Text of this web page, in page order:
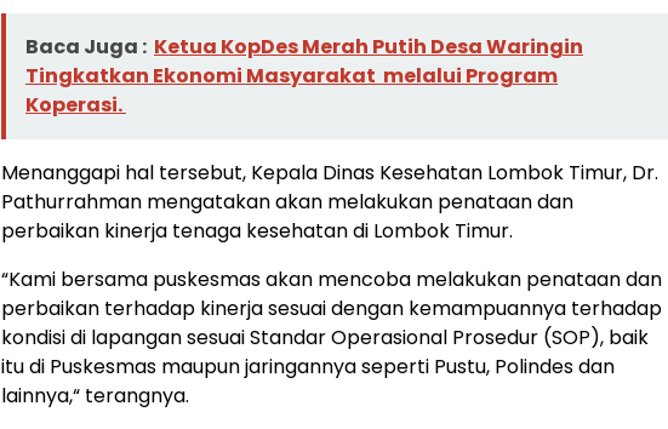
Baca Juga : Ketua KopDes Merah Putih Desa Waringin
Tingkatkan Ekonomi Masyarakat melalui Program
Koperasi.
Menanggapi hal tersebut, Kepala Dinas Kesehatan Lombok Timur, Dr.
Pathurrahman mengatakan akan melakukan penataan dan
perbaikan kinerja tenaga kesehatan di Lombok Timur.
“Kami bersama puskesmas akan mencoba melakukan penataan dan
perbaikan terhadap kinerja sesuai dengan kemampuannya terhadap
kondisi di lapangan sesuai Standar Operasional Prosedur (SOP), baik
itu di Puskesmas maupun jaringannya seperti Pustu, Polindes dan
lainnya,“ terangnya.